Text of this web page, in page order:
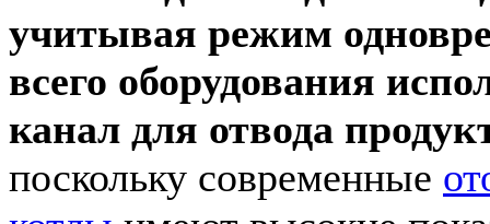
учитывая режим
всего оборудования
канал для отвода
поскольку современные